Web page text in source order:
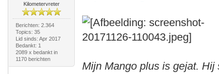
Kilometervreter
Berichten: 2.364
Topics: 35
Lid sinds: Apr 2017
Bedankt: 1
2089 x bedankt in
1170 berichten
Mijn Mango plus is gejat.